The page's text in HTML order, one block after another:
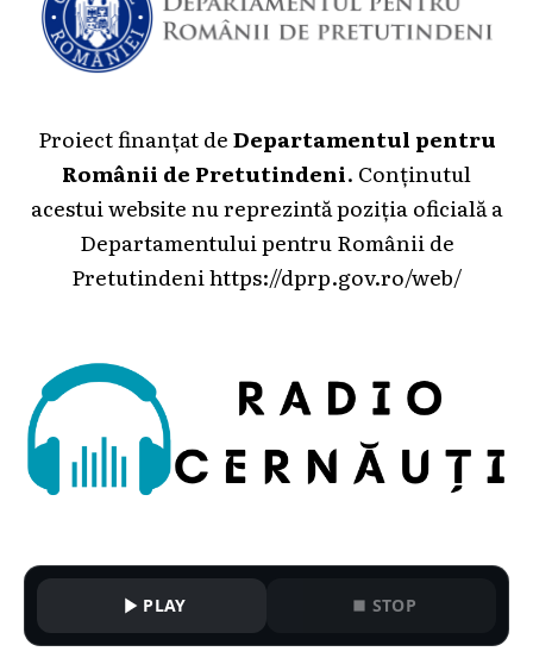
Proiect finanțat deDepartamentul pentru
Românii de Pretutindeni. Conținutul
acestui website nu reprezintă poziția oficială a
Departamentului pentru Românii de
Pretutindeni https://dprp.gov.ro/web/
PLAY STOP